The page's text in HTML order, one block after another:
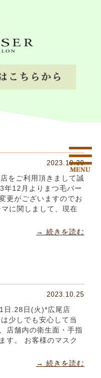
2023.10.30
をご利用頂きまして誠
年12月よりまつ毛パー
更がございますのでお
に関しまして、現在
→ 続きを読む
2023.10.25
日.28日(火)*広尾店
少しでも安心して当
店舗内の衛生面・手指
す。 お客様のマスク
→ 続きを読む